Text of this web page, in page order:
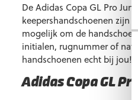
De Adidas Copa GL Pro
keepershandschoenen zijn
mogelijk om de
initialen, rugnummer of
handschoenen echt bij jou!
Adidas Copa GL